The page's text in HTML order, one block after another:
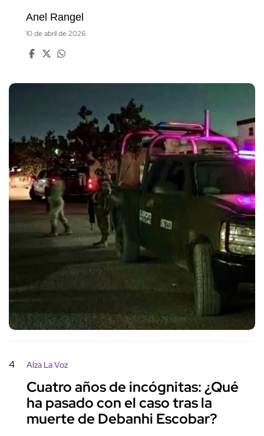
Anel Rangel
10 de abril de 2026
4 Alza La Voz
Cuatro años de incógnitas: ¿Qué
ha pasado con el caso tras la
muerte de Debanhi Escobar?